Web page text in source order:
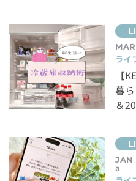
ライ
【
暮
＆
JAN
a